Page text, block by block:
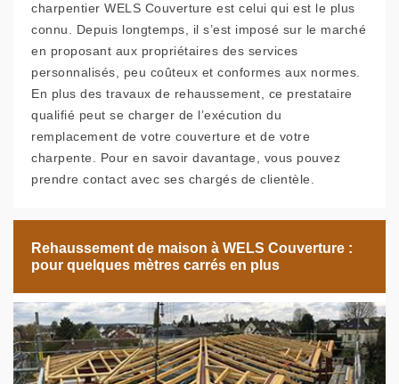
charpentier WELS Couverture est celui qui est le plus
connu. Depuis longtemps, il s’est imposé sur le marché
en proposant aux propriétaires des services
personnalisés, peu coûteux et conformes aux normes.
En plus des travaux de rehaussement, ce prestataire
qualifié peut se charger de l’exécution du
remplacement de votre couverture et de votre
charpente. Pour en savoir davantage, vous pouvez
prendre contact avec ses chargés de clientèle.
Rehaussement de maison à WELS Couverture :
pour quelques mètres carrés en plus